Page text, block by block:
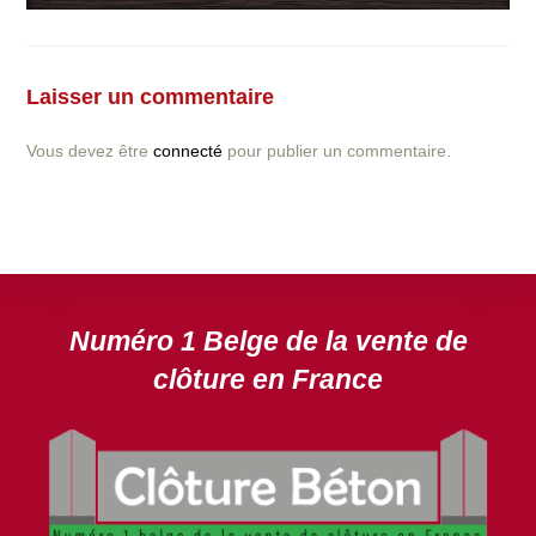
Laisser un commentaire
Vous devez êtreconnecté pour publier un commentaire.
N’hésitez pas à nous contacter ! nous vous proposerons
projet.
Numéro 1 Belge de la vente de
clôture en France